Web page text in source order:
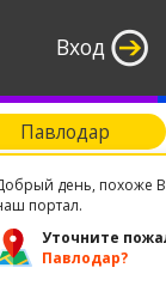
Вход
Павлодар
день, похоже
портал.
Уточните
Павлодар?
Поиск
части